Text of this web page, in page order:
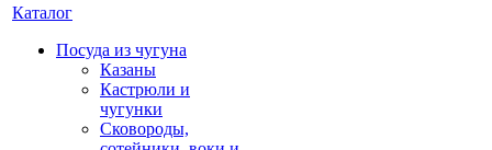
Каталог
Посуда из чугуна
Казаны
Кастрюли и
чугунки
Сковороды,